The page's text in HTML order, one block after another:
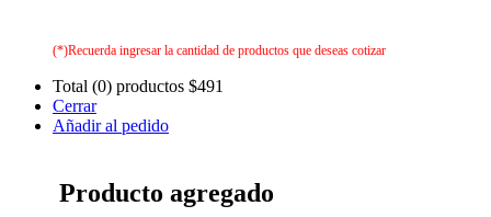
(*)Recuerda ingresar la cantidad de productos que deseas cotizar
Total (0) productos $491
Cerrar
Añadir al pedido
Producto agregado